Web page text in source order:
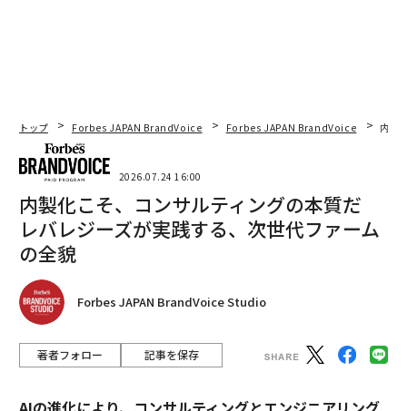
トップ Forbes JAPAN BrandVoice Forbes JAPAN BrandVoice 内製
2026.07.24 16:00
内製化こそ、コンサルティングの本質だ
レバレジーズが実践する、次世代ファーム
の全貌
Forbes JAPAN BrandVoice Studio
著者フォロー 記事を保存